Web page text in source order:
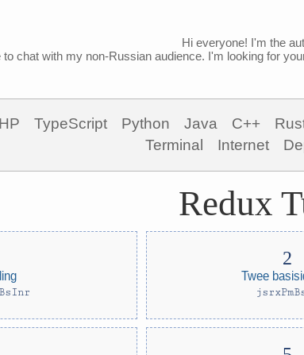
Hi everyone! I'm the
to chat with my non-Russian audience. I'm looking for
TypeScript Python Java C++
Terminal
Internet
Redux
Twee